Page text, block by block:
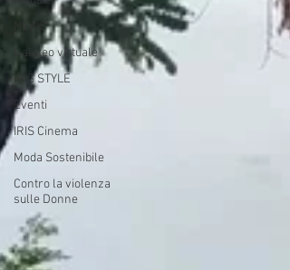
NEWS
Galateo virtuale
IRIS STYLE
Eventi
IRIS Cinema
Moda Sostenibile
Contro la violenza
sulle Donne